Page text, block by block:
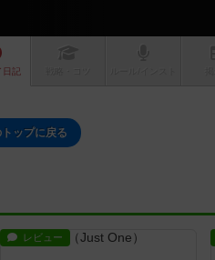
日記
ップに戻る
レビュー